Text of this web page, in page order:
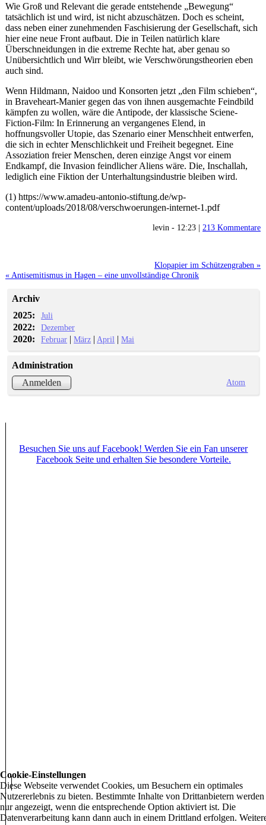
Wie Groß und Relevant die gerade entstehende „Bewegung“
tatsächlich ist und wird, ist nicht abzuschätzen. Doch es scheint,
dass neben einer zunehmenden Faschisierung der Gesellschaft, sich
hier eine neue Front aufbaut. Die in Teilen natürlich klare
Überschneidungen in die extreme Rechte hat, aber genau so
Unübersichtlich und Wirr bleibt, wie Verschwörungstheorien eben
auch sind.
Wenn Hildmann, Naidoo und Konsorten jetzt „den Film schieben“,
in Braveheart-Manier gegen das von ihnen ausgemachte Feindbild
kämpfen zu wollen, wäre die Antipode, der klassische Sciene-
Fiction-Film: In Erinnerung an vergangenes Elend, in
hoffnungsvoller Utopie, das Szenario einer Menschheit entwerfen,
die sich in echter Menschlichkeit und Freiheit begegnet. Eine
Assoziation freier Menschen, deren einzige Angst vor einem
Endkampf, die Invasion feindlicher Aliens wäre. Die, Inschallah,
lediglich eine Fiktion der Unterhaltungsindustrie bleiben wird.
(1) https://www.amadeu-antonio-stiftung.de/wp-
content/uploads/2018/08/verschwoerungen-internet-1.pdf
levin - 12:23 | 213 Kommentare
Klopapier im Schützengraben »
« Antisemitismus in Hagen – eine unvollständige Chronik
Archiv
2025:
Juli
2022: Dezember
2020: Februar |März | April |Mai
Administration
Anmelden
Atom
Besuchen Sie uns auf Facebook! Werden Sie ein Fan unserer
Facebook Seite und erhalten Sie besondere Vorteile.
Cookie-Einstellungen
Diese Webseite verwendet Cookies, um Besuchern ein optimales
Nutzererlebnis zu bieten. Bestimmte Inhalte von Drittanbietern werden
nur angezeigt, wenn die entsprechende Option aktiviert ist. Die
Datenverarbeitung kann dann auch in einem Drittland erfolgen.